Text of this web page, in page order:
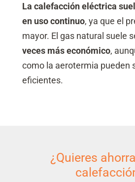
La calefacción eléctrica
en uso continuo, ya que el
mayor. El gas natural suele
veces más económico,
como la aerotermia pueden
eficientes.
¿Quieres